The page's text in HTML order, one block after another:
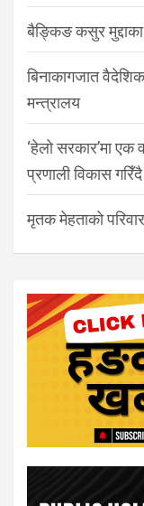
बैङ्किङ कसुर मुद्दाका
बिनाकागजात वैदेशिक
मन्त्रालय
‘हेलो सरकार’मा
प्रणाली विकास गरिँदै
मृतक मेहताको